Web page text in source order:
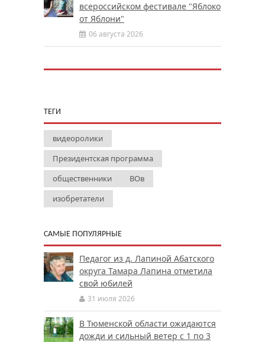
всероссийском фестивале "Яблоко
от Яблони"
06 августа 2026
ТЕГИ
видеоролики
Президентская программа
общественники
ВОв
изобретатели
САМЫЕ ПОПУЛЯРНЫЕ
Педагог из д. Лапиной Абатского
округа Тамара Лапина отметила
свой юбилей
31 июля 2026
В Тюменской области ожидаются
дожди и сильный ветер с 1 по 3